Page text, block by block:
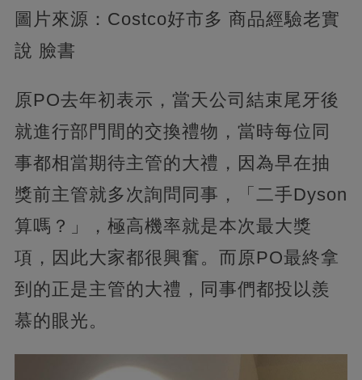
圖片來源：Costco好市多 商品經驗老實
說 臉書
原PO去年初表示，當天公司結束尾牙後
就進行部門間的交換禮物，當時每位同
事都相當期待主管的大禮，因為早在抽
獎前主管就多次詢問同事，「二手Dyson
算嗎？」，極高機率就是本次最大獎
項，因此大家都很興奮。而原PO最終拿
到的正是主管的大禮，同事們都投以羨
慕的眼光。